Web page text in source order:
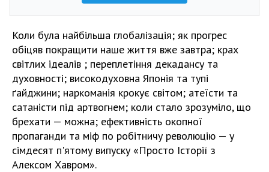
Коли була найбільша глобалізація; як прогрес
обіцяв покращити наше життя вже завтра; крах
світлих ідеалів ; переплетіння декадансу та
духовності; високодуховна Японія та тупі
ґайджини; наркоманія крокує світом; атеїсти та
сатаністи під артвогнем; коли стало зрозуміло, що
брехати — можна; ефективність окопної
пропаганди та міф по робітничу революцію — у
сімдесят п'ятому випуску «Просто Історії з
Алексом Хавром».